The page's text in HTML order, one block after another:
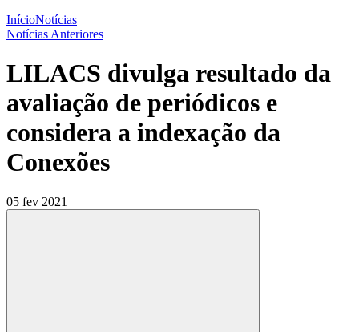
InícioNotícias
Notícias Anteriores
LILACS divulga resultado da
avaliação de periódicos e
considera a indexação da
Conexões
05 fev 2021